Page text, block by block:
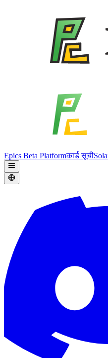
Epics Beta Platformकार्ड सूची